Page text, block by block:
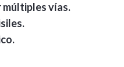
múltiples vías.